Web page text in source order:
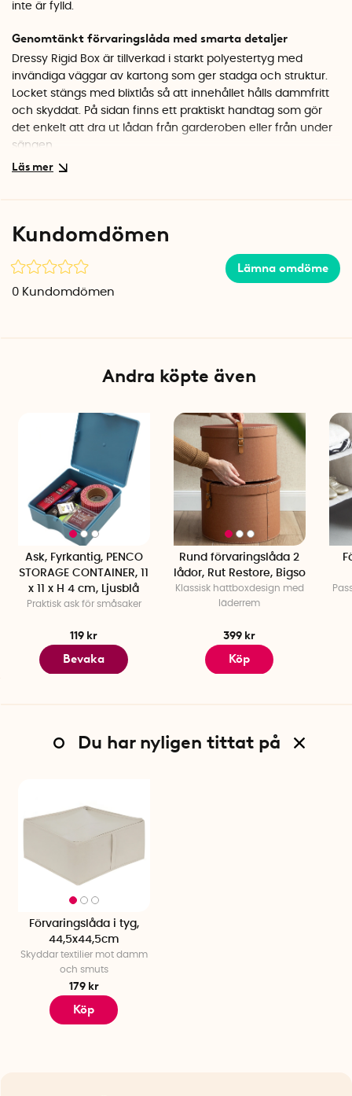
inte är fylld.
Genomtänkt förvaringslåda med smarta detaljer
Dressy Rigid Box är tillverkad i starkt polyestertyg med
invändiga väggar av kartong som ger stadga och struktur.
Locket stängs med blixtlås så att innehållet hålls dammfritt
och skyddat. På sidan finns ett praktiskt handtag som gör
det enkelt att dra ut lådan från garderoben eller från under
sängen.
börjar lukta instängt.
Platt förpackning och enkel förvaring
Förvaringslådan levereras platt och viks enkelt ihop när den
Material: Polyester och kartong
Stängning: Blixtlås
Kundomdömen
Lämna omdöme
0 Kundomdömen
Andra köpte även
Ask, Fyrkantig, PENCO
STORAGE CONTAINER, 11
x 11 x H 4 cm, Ljusblå
Praktisk ask för småsaker
119 kr
Bevaka
Rund förvaringslåda 2
lådor, Rut Restore, Bigso
Klassisk hattboxdesign med
läderrem
399 kr
Köp
Du har nyligen tittat på
Förvaringslåda i tyg,
44,5x44,5cm
Skyddar textilier mot damm
och smuts
179 kr
Köp